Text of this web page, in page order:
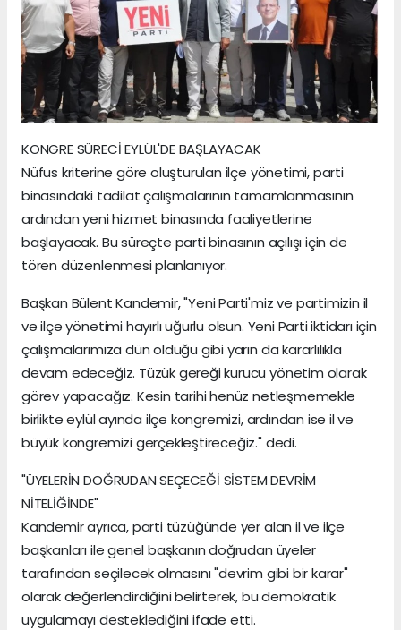
KONGRE SÜRECİ EYLÜL'DE BAŞLAYACAK
Nüfus kriterine göre oluşturulan ilçe yönetimi, parti
binasındaki tadilat çalışmalarının tamamlanmasının
ardından yeni hizmet binasında faaliyetlerine
başlayacak. Bu süreçte parti binasının açılışı için de
tören düzenlenmesi planlanıyor.
Başkan Bülent Kandemir, "Yeni Parti'miz ve partimizin il
ve ilçe yönetimi hayırlı uğurlu olsun. Yeni Parti iktidarı için
çalışmalarımıza dün olduğu gibi yarın da kararlılıkla
devam edeceğiz. Tüzük gereği kurucu yönetim olarak
görev yapacağız. Kesin tarihi henüz netleşmemekle
birlikte eylül ayında ilçe kongremizi, ardından ise il ve
büyük kongremizi gerçekleştireceğiz." dedi.
"ÜYELERİN DOĞRUDAN SEÇECEĞİ SİSTEM DEVRİM
NİTELİĞİNDE"
Kandemir ayrıca, parti tüzüğünde yer alan il ve ilçe
başkanları ile genel başkanın doğrudan üyeler
tarafından seçilecek olmasını "devrim gibi bir karar"
olarak değerlendirdiğini belirterek, bu demokratik
uygulamayı desteklediğini ifade etti.